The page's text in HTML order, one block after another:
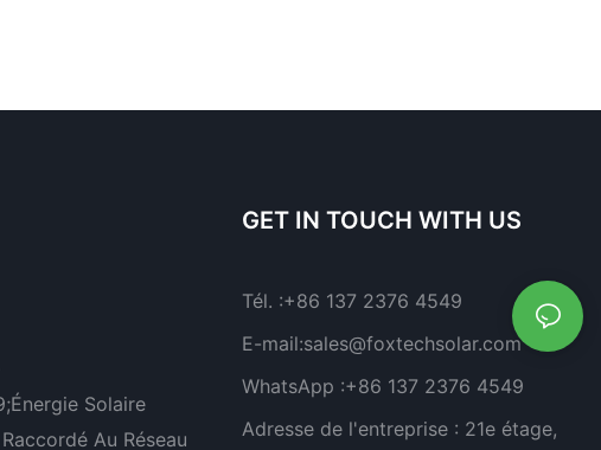
Solaire
Au Réseau
GET IN TOUCH WITH US
Tél. :+86 137 2376 4549
E-mail:sales@foxtechsolar.com
WhatsApp :+86 137 2376 4549
Adresse de l'entreprise : 21e étage,